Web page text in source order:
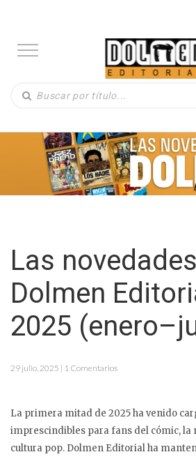
Las
Dolmen
2025
29 julio, 2025 | 1 Comentarios
La primera mitad de 2025 ha venido
imprescindibles para fans del cómic, la
cultura pop. Dolmen Editorial ha